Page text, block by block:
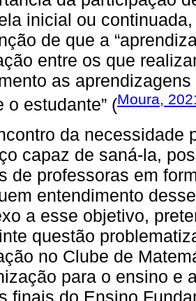
inicial ou
de que a
entre os que
as
o estudante” (Moura,
da necessidade
capaz de saná-la,
de professoras em
entendimento
a esse objetivo,
questão
no Clube de
para o ensino e
finais do Ensino